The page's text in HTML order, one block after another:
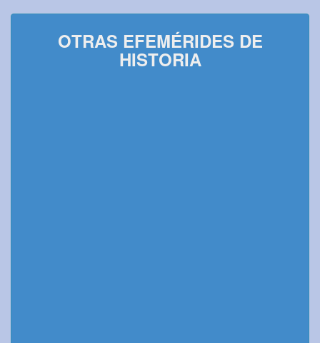
OTRAS EFEMÉRIDES DE
HISTORIA